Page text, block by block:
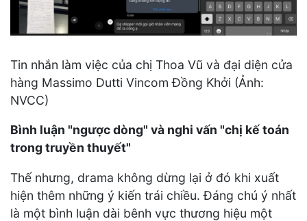
Tin nhắn làm việc của chị Thoa Vũ và đại diện cửa
hàng Massimo Dutti Vincom Đồng Khởi (Ảnh:
NVCC)
Bình luận "ngược dòng" và nghi vấn "chị kế toán
trong truyền thuyết"
Thế nhưng, drama không dừng lại ở đó khi xuất
hiện thêm những ý kiến trái chiều. Đáng chú ý nhất
là một bình luận dài bênh vực thương hiệu một